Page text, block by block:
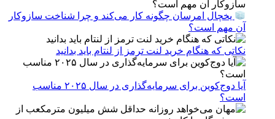
یخچال امرسان چگونه کار می‌کند و چرا شناخت سازوکار
آن مهم است؟
نکاتی که هنگام خرید لنت ترمز از لنتام باید بدانید
آیا دوج‌کوین برای سرمایه‌گذاری در سال ۲۰۲۵ مناسب
است؟